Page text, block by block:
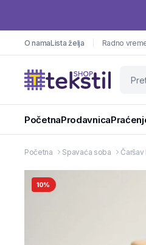
O namaLista želja Radno
PočetnaProdavnica
Početna Spavaća soba Čaršav
10%